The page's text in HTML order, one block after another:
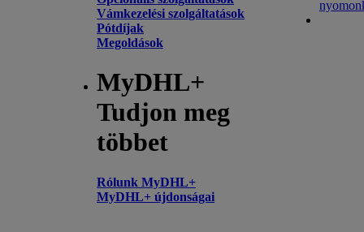
Vámkezelési szolgáltatások
Pótdíjak
Megoldások
MyDHL+
Tudjon meg
többet
Rólunk MyDHL+
MyDHL+ újdonságai